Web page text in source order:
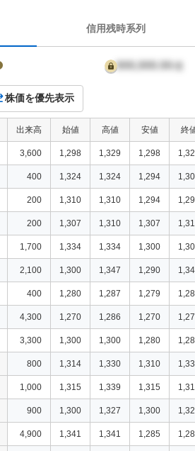
信用残時系列
999,999.99
株価を優先表示
出来高 始値 高値 安値 終
3,600 1,298 1,329 1,298
400 1,324 1,324 1,294
200 1,310 1,310 1,294
200 1,307 1,310 1,307
1,700 1,334 1,334 1,300
2,100 1,300 1,347 1,290
400 1,280 1,287 1,279
4,300 1,270 1,286 1,270
3,300 1,300 1,300 1,280
800 1,314 1,330 1,310
1,000 1,315 1,339 1,315
900 1,300 1,327 1,300
4,900 1,341 1,341 1,285